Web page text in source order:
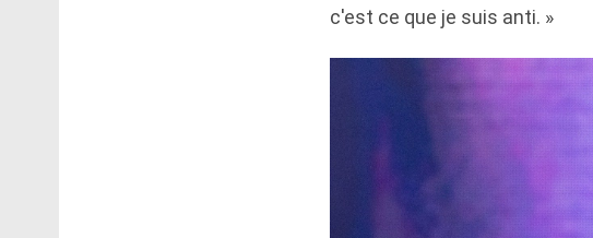
c'est ce que je suis anti. »